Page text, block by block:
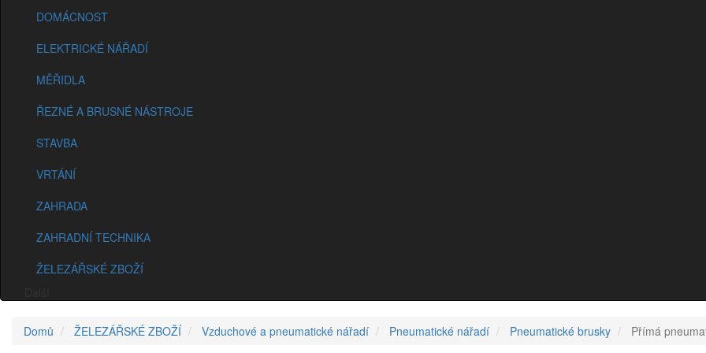
DOMÁCNOST
ELEKTRICKÉ NÁŘADÍ
MĚŘIDLA
ŘEZNÉ A BRUSNÉ NÁSTROJE
STAVBA
VRTÁNÍ
ZAHRADA
ZAHRADNÍ TECHNIKA
ŽELEZÁŘSKÉ ZBOŽÍ
Domů ŽELEZÁŘSKÉ ZBOŽÍ Vzduchové a pneumatické nářadí Pneumatické nářadí Pneumatické brusky Přímá